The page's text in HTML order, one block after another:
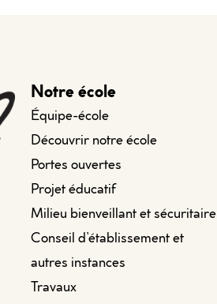
Notre école
Équipe-école
Découvrir notre école
Portes ouvertes
Projet éducatif
Milieu bienveillant et sécuritaire
Conseil d’établissement et
autres instances
Travaux